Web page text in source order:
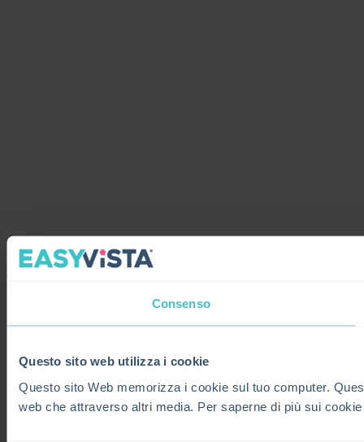
Consenso
Questo sito web utilizza i cookie
Questo sito Web memorizza i cookie sul tuo computer.
web che attraverso altri media. Per saperne di più sui